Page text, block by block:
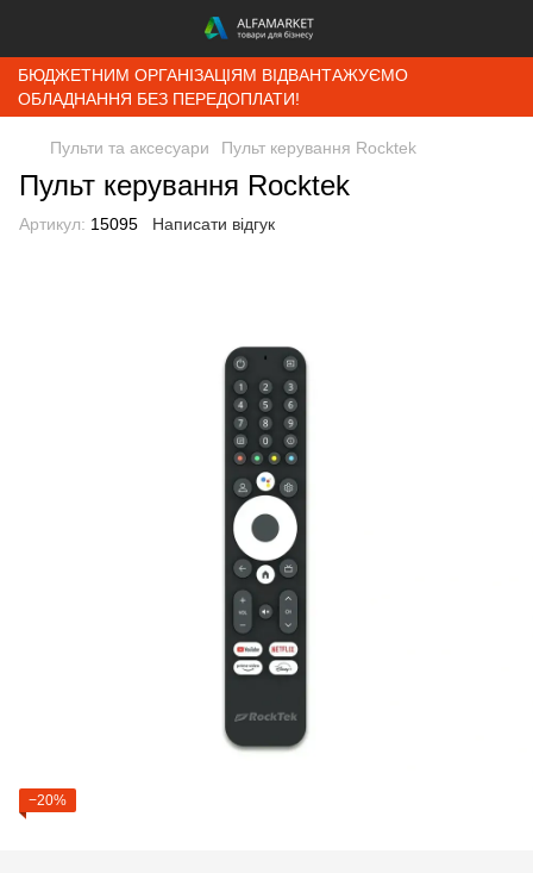
БЮДЖЕТНИМ ОРГАНІЗАЦІЯМ ВІДВАНТАЖУЄМО
ОБЛАДНАННЯ БЕЗ ПЕРЕДОПЛАТИ!
Пульти та аксесуари Пульт керування Rocktek
Пульт керування Rocktek
Артикул: 15095 Написати відгук
−20%